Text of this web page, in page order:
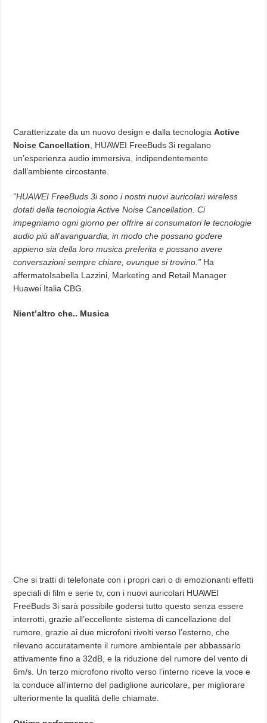
Caratterizzate da un nuovo design e dalla tecnologiaActive
Noise Cancellation , HUAWEI FreeBuds 3i regalano
un’esperienza audio immersiva, indipendentemente
dall’ambiente circostante.
“HUAWEI FreeBuds 3i sono i nostri nuovi auricolari wireless
dotati della tecnologia Active Noise Cancellation. Ci
impegniamo ogni giorno per offrire ai consumatori le tecnologie
audio più all’avanguardia, in modo che possano godere
appieno sia della loro musica preferita e possano avere
conversazioni sempre chiare, ovunque si trovino.” Ha
affermatoIsabella Lazzini, Marketing and Retail Manager
Huawei Italia CBG.
Nient’altro che.. Musica
Che si tratti di telefonate con i propri cari o di emozionanti effetti
speciali di film e serie tv, con i nuovi auricolari HUAWEI
FreeBuds 3i sarà possibile godersi tutto questo senza essere
interrotti, grazie all’eccellente sistema di cancellazione del
rumore, grazie ai due microfoni rivolti verso l’esterno, che
rilevano accuratamente il rumore ambientale per abbassarlo
attivamente fino a 32dB, e la riduzione del rumore del vento di
6m/s. Un terzo microfono rivolto verso l’interno riceve la voce e
la conduce all’interno del padiglione auricolare, per migliorare
ulteriormente la qualità delle chiamate.